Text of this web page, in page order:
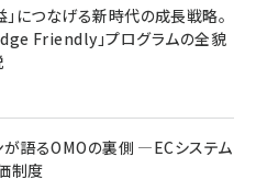
につなげる新時代の成長戦略。
Friendly」プログラムの全貌
語るOMOの裏側 ―ECシステム
制度